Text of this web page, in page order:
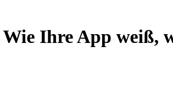
Ihre App weiß,